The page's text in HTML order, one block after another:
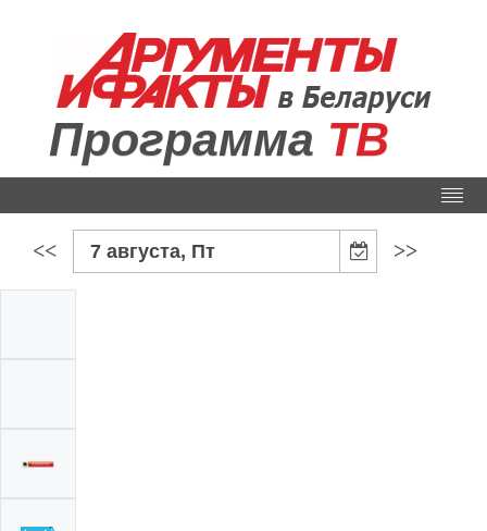
Программа ТВ
<< 7 августа, Пт >>